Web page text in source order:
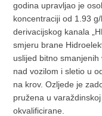
godina upravljao je
koncentraciji od 1.93
derivacijskog kanala
smjeru brane
uslijed bitno
nad vozilom i sletio u
na krov. Ozljede je
pružena u
okvalificirane.